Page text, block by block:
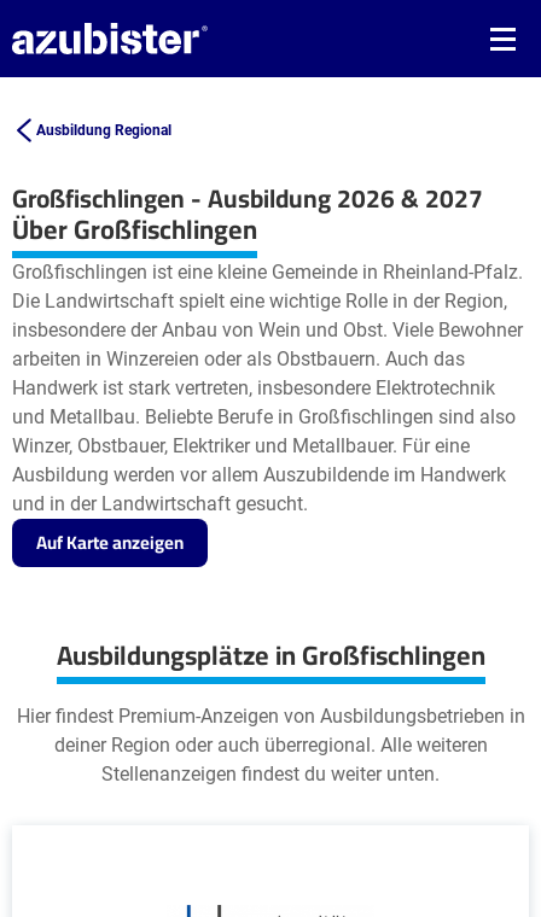
Ausbildung Regional
Großfischlingen - Ausbildung 2026 & 2027
+
−
Leaflet| ©OpenStreetMap2contributors
Über Großfischlingen
Großfischlingen ist eine kleine Gemeinde in Rheinland-Pfalz.
Die Landwirtschaft spielt eine wichtige Rolle in der Region,
insbesondere der Anbau von Wein und Obst. Viele Bewohner
arbeiten in Winzereien oder als Obstbauern. Auch das
Handwerk ist stark vertreten, insbesondere Elektrotechnik
und Metallbau. Beliebte Berufe in Großfischlingen sind also
Winzer, Obstbauer, Elektriker und Metallbauer. Für eine
Ausbildung werden vor allem Auszubildende im Handwerk
und in der Landwirtschaft gesucht.
Auf Karte anzeigen
Ausbildungsplätze in Großfischlingen
Hier findest Premium-Anzeigen von Ausbildungsbetrieben in
deiner Region oder auch überregional. Alle weiteren
Stellenanzeigen findest du weiter unten.